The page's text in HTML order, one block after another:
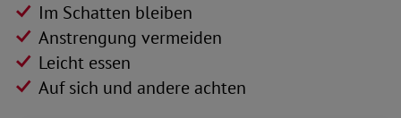
Im Schatten bleiben
Anstrengung vermeiden
Leicht essen
Auf sich und andere achten